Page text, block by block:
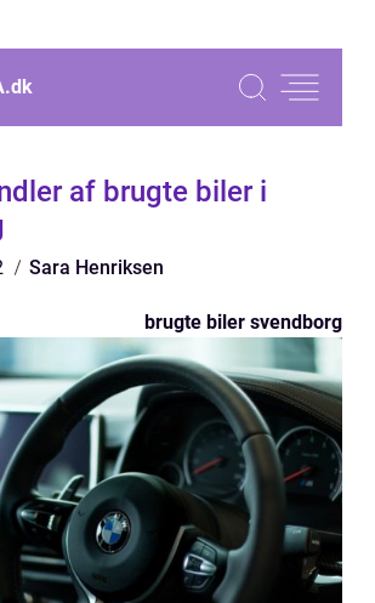
dk
af brugte biler i
Sara Henriksen
brugte biler svendborg